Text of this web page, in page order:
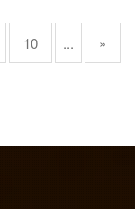
10 ... »